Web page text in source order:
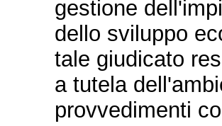
gestione
dello sviluppo
tale giudicato
a tutela
provvedimenti